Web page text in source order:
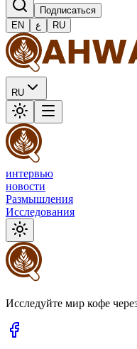
Подписаться
EN
ع RU
RU
интервью
новости
Размышления
Исследования
Исследуйте мир кофе